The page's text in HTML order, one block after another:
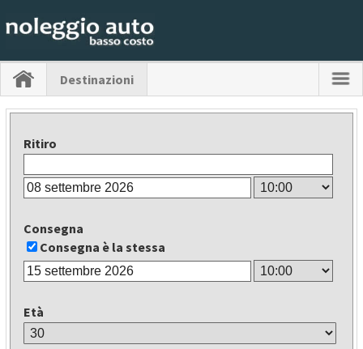
Destinazioni
Ritiro
Consegna
Consegna è la stessa
Età